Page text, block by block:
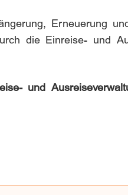
Erneuerung
die Einreise- und
und